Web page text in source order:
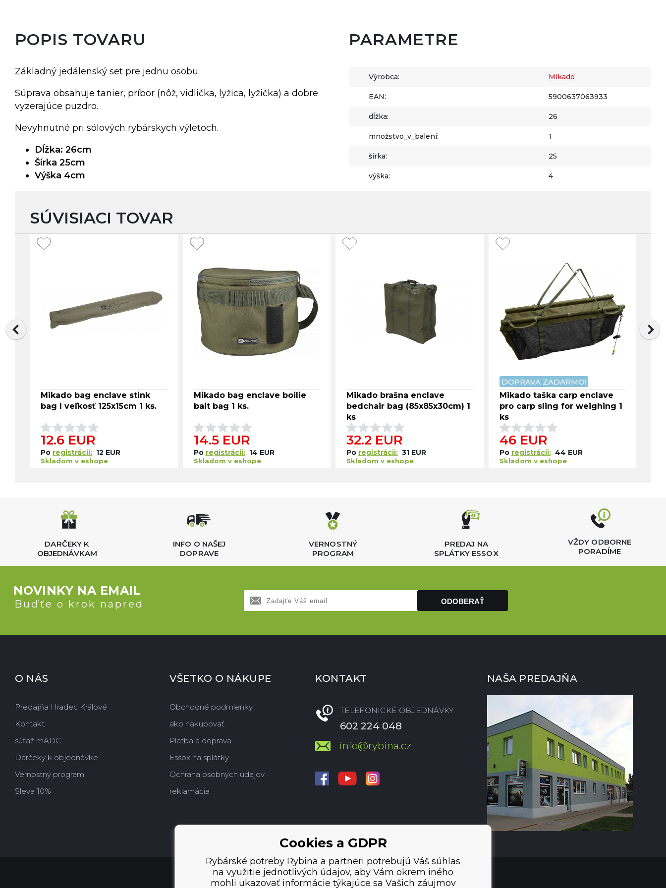
POPIS TOVARU
Základný jedálenský set pre jednu osobu.
Súprava obsahuje tanier, príbor (nôž, vidlička, lyžica, lyžička) a dobre
vyzerajúce puzdro.
Nevyhnutné pri sólových rybárskych výletoch.
Dĺžka: 26cm
Šírka 25cm
Výška 4cm
PARAMETRE
Výrobca: Mikado
EAN: 5900637063933
dĺžka: 26
množstvo_v_balení: 1
šírka: 25
výška: 4
SÚVISIACI TOVAR
Mikado bag enclave stink
bag l veľkosť 125x15cm 1 ks.
12.6 EUR
Po registrácii: 12 EUR
Skladom v eshope
Mikado bag enclave boilie
bait bag 1 ks.
14.5 EUR
Po registrácii: 14 EUR
Skladom v eshope
Mikado brašna enclave
bedchair bag (85x85x30cm) 1
ks
32.2 EUR
Po registrácii: 31 EUR
Skladom v eshope
DOPRAVA ZADARMO!
Mikado taška carp enclave
pro carp sling for weighing 1
ks
46 EUR
Po registrácii: 44 EUR
Skladom v eshope
DARČEKY K
OBJEDNÁVKAM
INFO O NAŠEJ
DOPRAVE
VERNOSTNÝ
PROGRAM
PREDAJ NA
SPLÁTKY ESSOX
VŽDY ODBORNE
PORADÍME
NOVINKY NA EMAIL
Buďťe o krok napred ODOBERAŤ
O NÁS
Predajňa Hradec Králové
Kontakt
súťaž mADC
Darčeky k objednávke
Vernostný program
Sleva 10%
VŠETKO O NÁKUPE
Obchodné podmienky
ako nakupovať
Platba a doprava
Essox na splátky
Ochrana osobných údajov
reklamácia
KONTAKT
TELEFONICKÉ OBJEDNÁVKY
602 224 048
info@rybina.cz
NAŠA PREDAJŇA
Cookies a GDPR
Rybárské potreby Rybina a partneri potrebujú Váš súhlas
na využitie jednotlivých údajov, aby Vám okrem iného
mohli ukazovať informácie týkajúce sa Vašich záujmov